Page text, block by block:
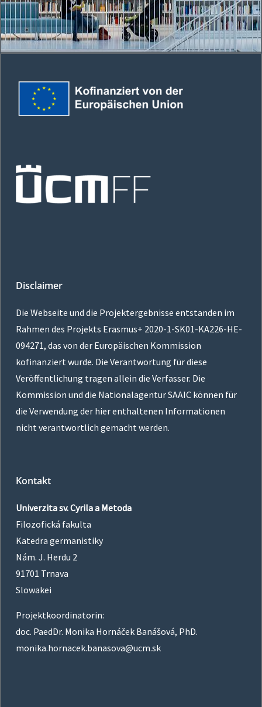
Disclaimer
Die Webseite und die Projektergebnisse entstanden im
Rahmen des Projekts Erasmus+ 2020-1-SK01-KA226-HE-
094271, das von der Europäischen Kommission
kofinanziert wurde. Die Verantwortung für diese
Veröffentlichung tragen allein die Verfasser. Die
Kommission und die Nationalagentur SAAIC können für
die Verwendung der hier enthaltenen Informationen
nicht verantwortlich gemacht werden.
Kontakt
Univerzita sv. Cyrila a Metoda
Filozofická fakulta
Katedra germanistiky
Nám. J. Herdu 2
91701 Trnava
Slowakei
Projektkoordinatorin:
doc. PaedDr. Monika Hornáček Banášová, PhD.
monika.hornacek.banasova@ucm.sk